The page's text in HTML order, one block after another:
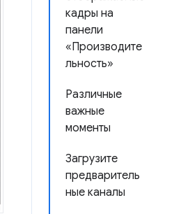
кадры на
панели
«Производите
льность»
Различные
важные
моменты
Загрузите
предваритель
ные каналы